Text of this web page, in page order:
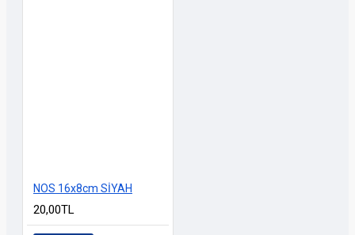
NOS 16x8cm SİYAH
20,00TL